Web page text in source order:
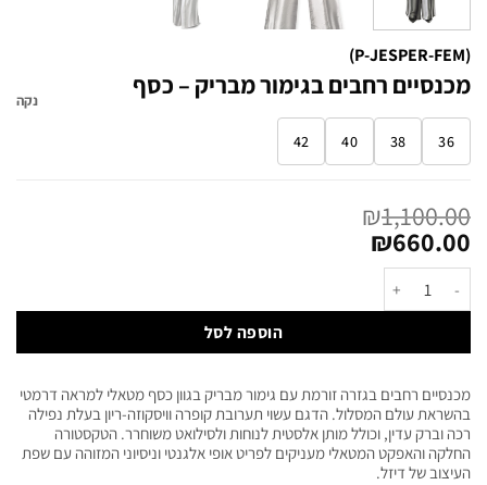
(P-JESPER-FEM)
מכנסיים רחבים בגימור מבריק – כסף
36
38
40
42
נקה
₪1,100.00
₪660.00
הוספה לסל
מכנסיים רחבים בגזרה זורמת עם גימור מבריק בגוון כסף מטאלי למראה דרמטי
בהשראת עולם המסלול. הדגם עשוי תערובת קופרה וויסקוזה-ריון בעלת נפילה
רכה וברק עדין, וכולל מותן אלסטית לנוחות ולסילואט משוחרר. הטקסטורה
החלקה והאפקט המטאלי מעניקים לפריט אופי אלגנטי וניסיוני המזוהה עם שפת
העיצוב של דיזל.